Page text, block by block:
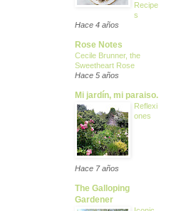
Recipe
s
Hace 4 años
Rose Notes
Cecile Brunner, the
Sweetheart Rose
Hace 5 años
Mi jardín, mi paraiso.
Reflexi
ones
Hace 7 años
The Galloping
Gardener